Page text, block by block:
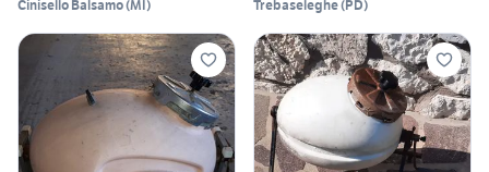
Cinisello Balsamo(MI) Trebaseleghe(PD)